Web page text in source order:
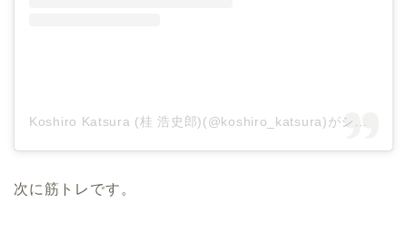
Koshiro Katsura (桂 浩史郎)(@koshiro_katsura)がシェアした投稿
次に筋トレです。